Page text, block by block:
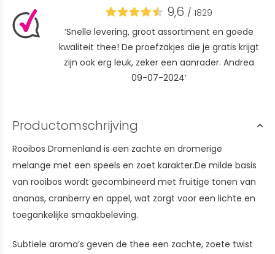
9,6 / 1829
‘Snelle levering, groot assortiment en goede
kwaliteit thee! De proefzakjes die je gratis krijgt
zijn ook erg leuk, zeker een aanrader. Andrea
09-07-2024’
Productomschrijving
Rooibos Dromenland is een zachte en dromerige
melange met een speels en zoet karakter.De milde basis
van rooibos wordt gecombineerd met fruitige tonen van
ananas, cranberry en appel, wat zorgt voor een lichte en
toegankelijke smaakbeleving.
Subtiele aroma’s geven de thee een zachte, zoete twist